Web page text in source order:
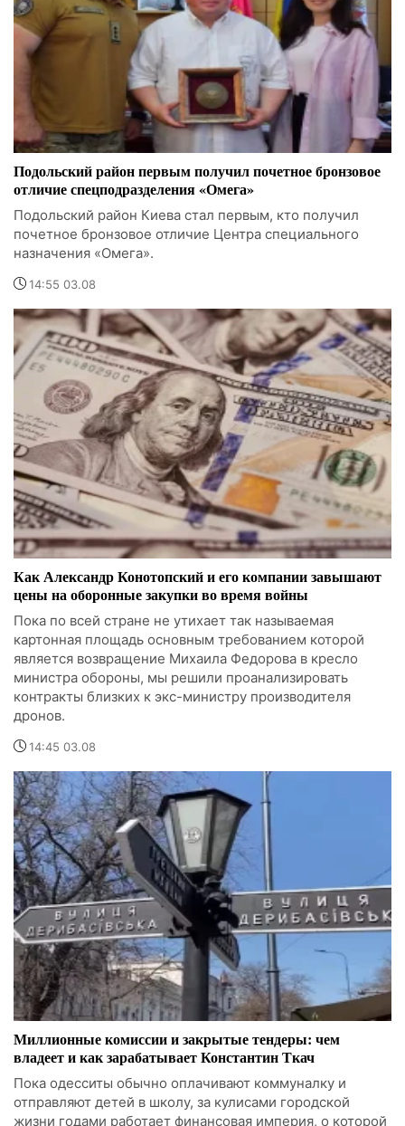
Подольский район первым получил почетное бронзовое
отличие спецподразделения «Омега»
Подольский район Киева стал первым, кто получил
почетное бронзовое отличие Центра специального
назначения «Омега».
14:55 03.08
Как Александр Конотопский и его компании завышают
цены на оборонные закупки во время войны
Пока по всей стране не утихает так называемая
картонная площадь основным требованием которой
является возвращение Михаила Федорова в кресло
министра обороны, мы решили проанализировать
контракты близких к экс-министру производителя
дронов.
14:45 03.08
Миллионные комиссии и закрытые тендеры: чем
владеет и как зарабатывает Константин Ткач
Пока одесситы обычно оплачивают коммуналку и
отправляют детей в школу, за кулисами городской
жизни годами работает финансовая империя, о которой